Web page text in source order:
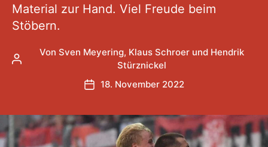
Material zur Hand. Viel Freude beim
Stöbern.
Beitragsautor
Von Sven Meyering, Klaus Schroer und Hendrik
Stürznickel
Veröffentlichungsdatum
18. November 2022